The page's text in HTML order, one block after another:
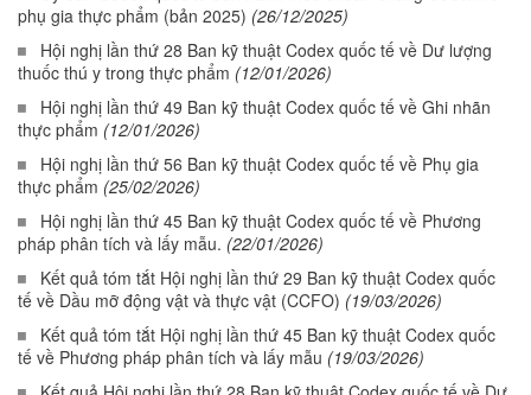
phụ gia thực phẩm (bản 2025) (26/12/2025)
Hội nghị lần thứ 28 Ban kỹ thuật Codex quốc tế về Dư lượng
thuốc thú y trong thực phẩm (12/01/2026)
Hội nghị lần thứ 49 Ban kỹ thuật Codex quốc tế về Ghi nhãn
thực phẩm (12/01/2026)
Hội nghị lần thứ 56 Ban kỹ thuật Codex quốc tế về Phụ gia
thực phẩm (25/02/2026)
Hội nghị lần thứ 45 Ban kỹ thuật Codex quốc tế về Phương
pháp phân tích và lấy mẫu. (22/01/2026)
Kết quả tóm tắt Hội nghị lần thứ 29 Ban kỹ thuật Codex quốc
tế về Dầu mỡ động vật và thực vật (CCFO) (19/03/2026)
Kết quả tóm tắt Hội nghị lần thứ 45 Ban kỹ thuật Codex quốc
tế về Phương pháp phân tích và lấy mẫu (19/03/2026)